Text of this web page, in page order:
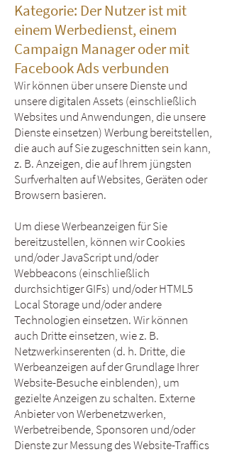
Kategorie: Der Nutzer ist mit
einem Werbedienst, einem
Campaign Manager oder mit
Facebook Ads verbunden
Wir können über unsere Dienste und
unsere digitalen Assets (einschließlich
Websites und Anwendungen, die unsere
Dienste einsetzen) Werbung bereitstellen,
die auch auf Sie zugeschnitten sein kann,
z. B. Anzeigen, die auf Ihrem jüngsten
Surfverhalten auf Websites, Geräten oder
Browsern basieren.
Um diese Werbeanzeigen für Sie
bereitzustellen, können wir Cookies
und/oder JavaScript und/oder
Webbeacons (einschließlich
durchsichtiger GIFs) und/oder HTML5
Local Storage und/oder andere
Technologien einsetzen. Wir können
auch Dritte einsetzen, wie z. B.
Netzwerkinserenten (d. h. Dritte, die
Werbeanzeigen auf der Grundlage Ihrer
Website-Besuche einblenden), um
gezielte Anzeigen zu schalten. Externe
Anbieter von Werbenetzwerken,
Werbetreibende, Sponsoren und/oder
Dienste zur Messung des Website-Traffics